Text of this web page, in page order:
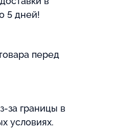
5 дней!
перед
за границы в
условиях.